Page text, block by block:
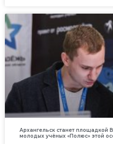
Архангельск станет площадкой
молодых учёных «Полюс» этой